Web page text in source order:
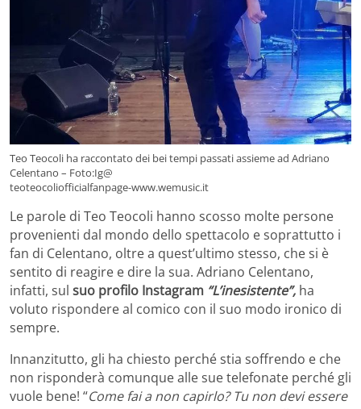
Teo Teocoli ha raccontato dei bei tempi passati assieme ad Adriano
Celentano – Foto:Ig@
teoteocoliofficialfanpage-www.wemusic.it
Le parole di Teo Teocoli hanno scosso molte persone
provenienti dal mondo dello spettacolo e soprattutto i
fan di Celentano, oltre a quest’ultimo stesso, che si è
sentito di reagire e dire la sua. Adriano Celentano,
infatti, sul suo profilo Instagram “L’inesistente”, ha
voluto rispondere al comico con il suo modo ironico di
sempre.
Innanzitutto, gli ha chiesto perché stia soffrendo e che
non risponderà comunque alle sue telefonate perché gli
vuole bene! “Come fai a non capirlo? Tu non devi essere